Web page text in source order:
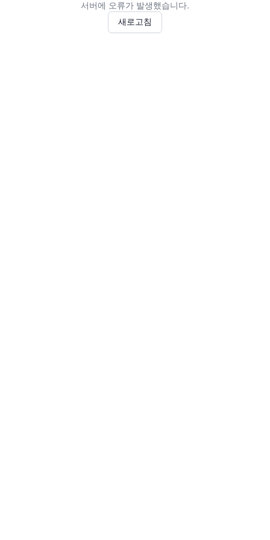
서버에 오류가 발생했습니다.
새로고침